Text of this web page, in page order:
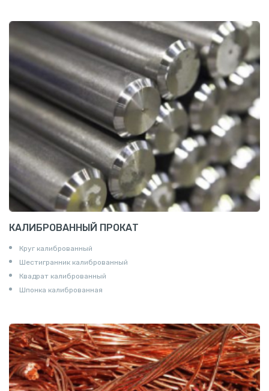
Соединение «американка»
Штуцеры
Сгоны
Удлинители для труб
Крестовины
Контргайки
КАЛИБРОВАННЫЙ ПРОКАТ
Круг калиброванный
Шестигранник калиброванный
Квадрат калиброванный
Шпонка калиброванная